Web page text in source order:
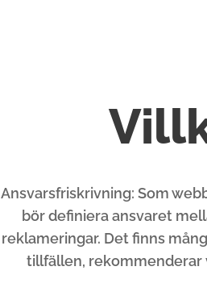
Ansvarsfriskrivning: Som
bör definiera ansvaret
reklameringar. Det finns
tillfällen, rekommenderar